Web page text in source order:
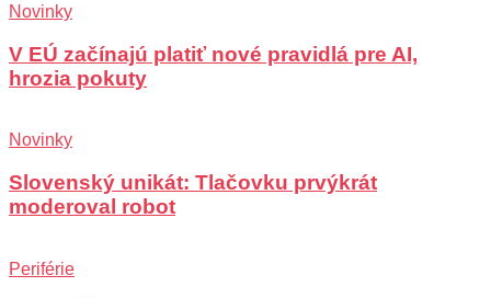
Novinky
V EÚ začínajú platiť nové pravidlá pre AI,
hrozia pokuty
Novinky
Slovenský unikát: Tlačovku prvýkrát
moderoval robot
Periférie